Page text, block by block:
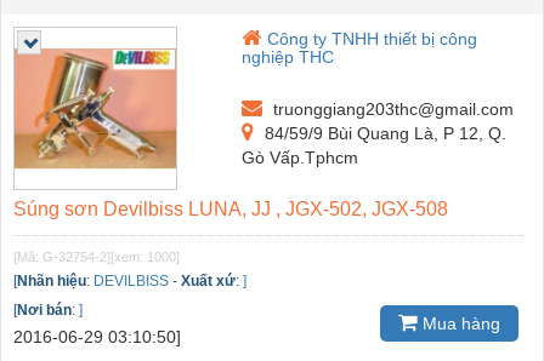
Công ty TNHH thiết bị công
nghiệp THC
truonggiang203thc@gmail.com
84/59/9 Bùi Quang Là, P 12, Q.
Gò Vấp.Tphcm
Súng sơn Devilbiss LUNA, JJ , JGX-502, JGX-508
[Mã: G-32754-2] [xem: 1000]
[Nhãn hiệu: DEVILBISS - Xuất xứ: ]
[Nơi bán: ]
2016-06-29 03:10:50]
Mua hàng